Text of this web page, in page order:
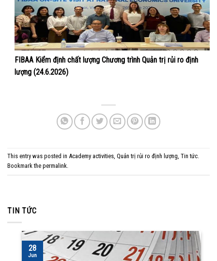
FIBAA Kiểm định chất lượng Chương trình Quản trị rủi ro định
lượng (24.6.2026)
This entry was posted in Academy activities Quản trị rủi ro định lượng Tin tức
Bookmark the permalink
TIN TỨC
28
Jun